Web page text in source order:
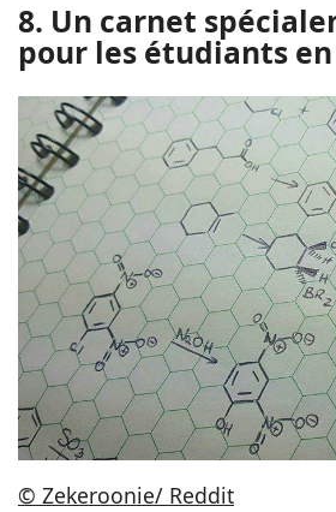
8. Un carnet
pour les étudiants
© Zekeroonie/ Reddit